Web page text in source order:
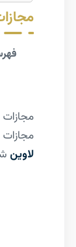
مجازات ها از درجه 1 تا درجه 8 به
لاوین